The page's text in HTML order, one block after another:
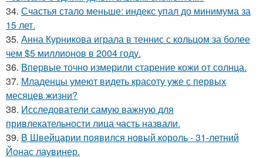
34. Счастья стало меньше: индекс упал до минимума за
15 лет.
35. Анна Курникова играла в теннис с кольцом за более
чем $5 миллионов в 2004 году.
36. Впервые точно измерили старение кожи от солнца.
37. Младенцы умеют видеть красоту уже с первых
месяцев жизни?
38. Исследователи самую важную для
привлекательности лица часть назвали.
39. В Швейцарии появился новый король - 31-летний
Йонас лаувинер.